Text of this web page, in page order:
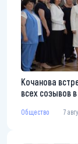
Кочанова
всех созывов
Общество 7